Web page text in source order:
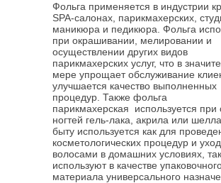
Фольга применяется в индустрии
SPA-салонах, парикмахерских,
маникюра и педикюра. Фольга
при окрашивании, мелировании и
осуществлении других видов
парикмахерских услуг, что в
мере упрощает обслуживание
улучшается качество выполненных
процедур. Также фольга
парикмахерская используется при
ногтей гель-лака, акрила или
быту используется как для
косметологических процедур и
волосами в домашних условиях,
используют в качестве
материала универсального